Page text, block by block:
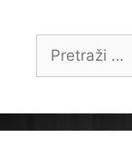
Pretraži: